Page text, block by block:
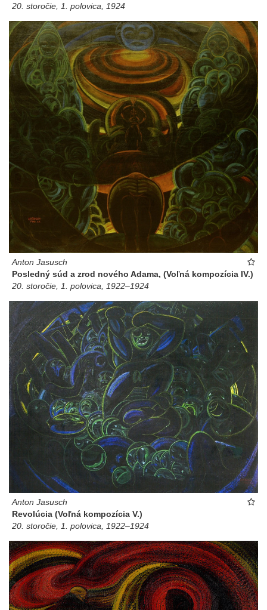
20. storočie, 1. polovica, 1924
Anton Jasusch
Posledný súd a zrod nového Adama, (Voľná kompozícia IV.)
20. storočie, 1. polovica, 1922–1924
Anton Jasusch
Revolúcia (Voľná kompozícia V.)
20. storočie, 1. polovica, 1922–1924